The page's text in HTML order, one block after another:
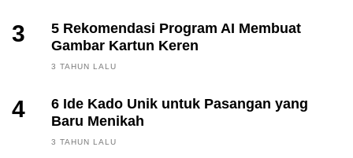
3
5 Rekomendasi Program AI Membuat
Gambar Kartun Keren
3 TAHUN LALU
4
6 Ide Kado Unik untuk Pasangan yang
Baru Menikah
3 TAHUN LALU